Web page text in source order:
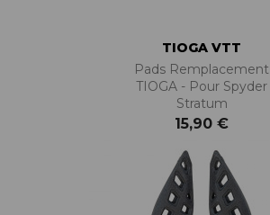
TIOGA VTT
Pads Remplacement
TIOGA - Pour Spyder
Stratum
15,90 €